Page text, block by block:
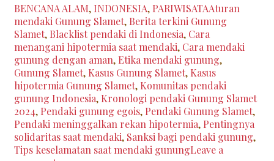
Mendaki
Dilanggar:
7
Pendaki
Dilarang
Mendaki
Gunung
Slamet
Categories
BENCANA ALAM, INDONESIA, PARIWISATATags
Aturan
mendaki Gunung Slamet, Berita terkini Gunung
Slamet, Blacklist pendaki di Indonesia, Cara
menangani hipotermia saat mendaki, Cara mendaki
gunung dengan aman, Etika mendaki gunung,
Gunung Slamet, Kasus Gunung Slamet, Kasus
hipotermia Gunung Slamet, Komunitas pendaki
gunung Indonesia, Kronologi pendaki Gunung Slamet
2024, Pendaki gunung egois, Pendaki Gunung Slamet,
Pendaki meninggalkan rekan hipotermia, Pentingnya
solidaritas saat mendaki, Sanksi bagi pendaki gunung,
Tips keselamatan saat mendaki gunungLeave a